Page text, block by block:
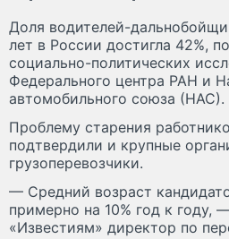
Доля водителей-
лет в России достигла 42%,
социально-политических
Федерального центра РАН и
автомобильного союза (НАС).
Проблему старения
подтвердили и крупные
грузоперевозчики.
— Средний возраст
примерно на 10% год к году,
«Известиям» директор по